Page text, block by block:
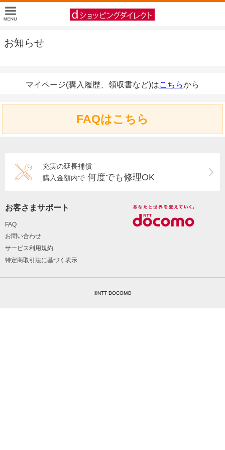
お知らせ
マイページ(購入履歴、領収書など)はこちらから
FAQはこちら
充実の延長補償
購入金額内で 何度でも修理OK
お客さまサポート
FAQ
お問い合わせ
サービス利用規約
特定商取引法に基づく表示
©NTT DOCOMO